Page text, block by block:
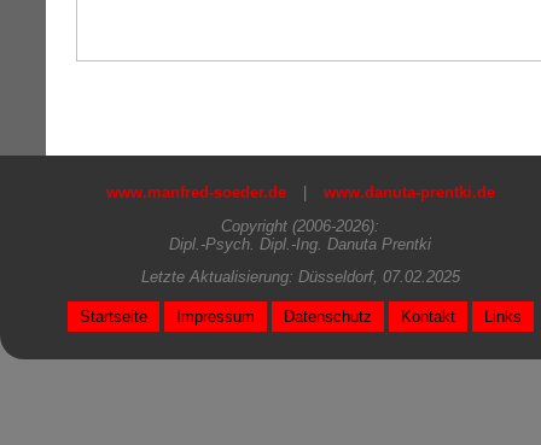
www.manfred-soeder.de
www.danuta-prentki.de
Copyright (2006-2026):
Dipl.-Psych. Dipl.-Ing. Danuta Prentki
Letzte Aktualisierung: Düsseldorf, 07.02.2025
Startseite Impressum Datenschutz Kontakt Links